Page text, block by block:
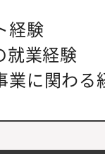
経験
就業経験
業に関わる